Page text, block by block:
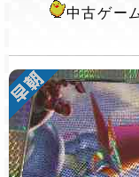
中古ゲー